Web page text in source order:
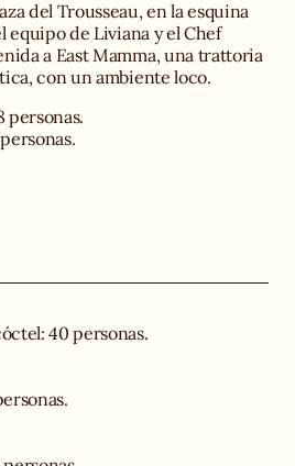
del Trousseau, en la esquina
equipo de Liviana y el Chef
a East Mamma, una trattoria
con un ambiente loco.
personas.
40 personas.